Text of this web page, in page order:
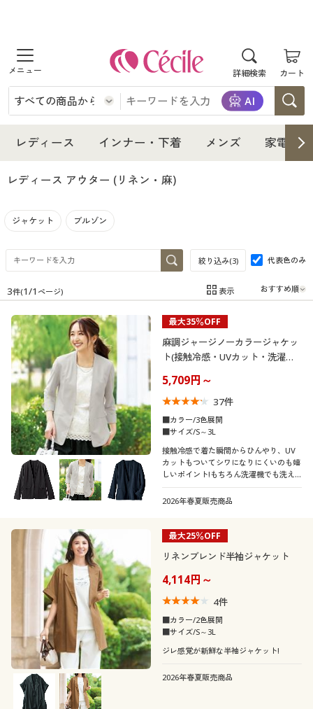
詳細検索 カート
商品を探す
レディース
レディースファッション
女性下着
インナー・下着
インナー・下着通販すべて
女性下着
メンズ下着
ジュニア・ティーンズ下着
メンズ
メンズ通販すべて
メンズファッション
メンズ下着
家電・雑貨
家電・雑貨すべて
家電
キッチン・雑貨・日用品
寝具・インテリア・家具
寝具・インテリア・家具通販すべて
家具・収納
寝具・ベッド
カーテン・ラグ・ファブリック
美容・健康
美容・健康通販すべて
美容・健康・サプリメント
制服・スクール
制服・スクールすべて
制服・学生服
ジュニア・ティーンズ下着
大きいサイズ
大きいサイズ通販すべて
大きいサイズ レディース服
大きいサイズ レディース下着
大きいサイズ 事務・制服
バーゲン
バーゲンセール
シークレットセール
詳細検索
商品カテゴリ一覧
カタログ・チラシからのご注文
デジタルカタログ
カタログ無料プレゼント
会員メニュー
マイページ
レディース インナー・下着 メンズ 家電・
レディース アウター (リネン・麻)
ジャケット ブルゾン
絞り込み(3) 代表色のみ
在庫 在庫のある商品のみ表示
カテゴリ
口コミ
(4〜4.9)
レディースサ
イズ
S M LL 3L
こだわり条件
で絞り込む
柄・デザイン
無地
襟・ネック
ノーカラー
袖
ノースリーブ
素材
3件(1/1 ページ) 表示
最大35％OFF
麻調ジャージノーカラージャケッ
ト(接触冷感・UVカット・洗濯機
5,709円～
37件
■カラー/3色展開
■サイズ/S～3L
接触冷感で着た瞬間からひんやり、UV
カットもついてシワになりにくいのも嬉
しいポイント!もちろん洗濯機でも洗え
ます!
2026年春夏販売商品
最大25％OFF
リネンブレンド半袖ジャケット
4,114円～
4件
■カラー/2色展開
■サイズ/S～3L
ジレ感覚が新鮮な半袖ジャケット!
2026年春夏販売商品